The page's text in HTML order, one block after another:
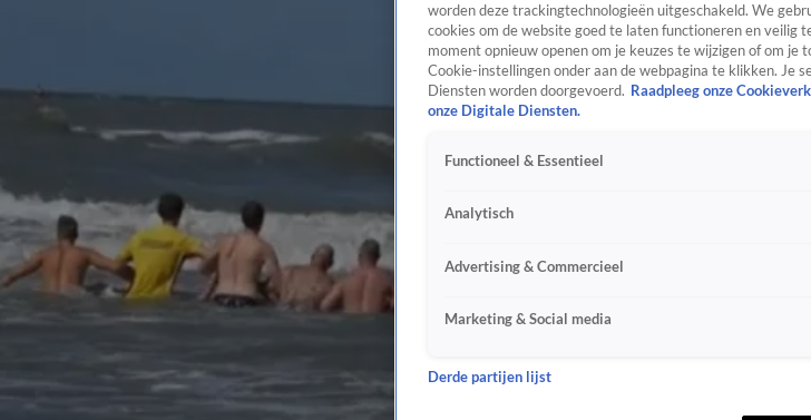
worden deze trackingtechnologieën uitgeschakeld. We
cookies om de website goed te laten functioneren en veilig
moment opnieuw openen om je keuzes te wijzigen of om je
Cookie-instellingen onder aan de webpagina te klikken. Je
Diensten worden doorgevoerd. Raadpleeg onze
onze Digitale Diensten.
Functioneel & Essentieel
Analytisch
Advertising & Commercieel
Marketing & Social media
Derde partijen lijst